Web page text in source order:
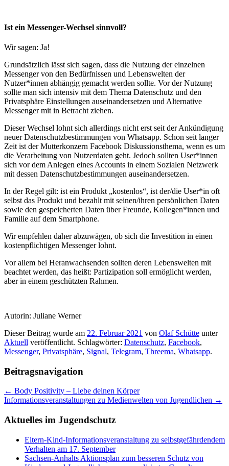
Ist ein Messenger-Wechsel sinnvoll?
Wir sagen: Ja!
Grundsätzlich lässt sich sagen, dass die Nutzung der einzelnen
Messenger von den Bedürfnissen und Lebenswelten der
Nutzer*innen abhängig gemacht werden sollte. Vor der Nutzung
sollte man sich intensiv mit dem Thema Datenschutz und den
Privatsphäre Einstellungen auseinandersetzen und Alternative
Messenger mit in Betracht ziehen.
Dieser Wechsel lohnt sich allerdings nicht erst seit der Ankündigung
neuer Datenschutzbestimmungen von Whatsapp. Schon seit langer
Zeit ist der Mutterkonzern Facebook Diskussionsthema, wenn es um
die Verarbeitung von Nutzerdaten geht. Jedoch sollten User*innen
sich vor dem Anlegen eines Accounts in einem Sozialen Netzwerk
mit dessen Datenschutzbestimmungen auseinandersetzen.
In der Regel gilt: ist ein Produkt „kostenlos“, ist der/die User*in oft
selbst das Produkt und bezahlt mit seinen/ihren persönlichen Daten
sowie den gespeicherten Daten über Freunde, Kollegen*innen und
Familie auf dem Smartphone.
Wir empfehlen daher abzuwägen, ob sich die Investition in einen
kostenpflichtigen Messenger lohnt.
Vor allem bei Heranwachsenden sollten deren Lebenswelten mit
beachtet werden, das heißt: Partizipation soll ermöglicht werden,
aber in einem geschützten Rahmen.
Autorin: Juliane Werner
Dieser Beitrag wurde am 22. Februar 2021 von Olaf Schütte unter
Aktuell veröffentlicht. Schlagwörter: Datenschutz, Facebook,
Messenger, Privatsphäre, Signal, Telegram, Threema, Whatsapp.
Beitragsnavigation
← Body Positivity – Liebe deinen Körper
Informationsveranstaltungen zu Medienwelten von Jugendlichen →
Aktuelles im Jugendschutz
Eltern-Kind-Informationsveranstaltung zu selbstgefährdendem
Verhalten am 17. September
Sachsen-Anhalts Aktionsplan zum besseren Schutz von